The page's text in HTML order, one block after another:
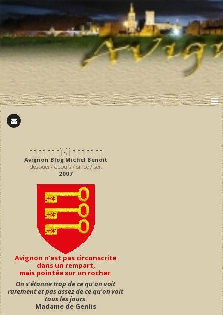
͆ ̵ ͆ ̵ ͆ ̵ ͆ ̵ ͆ ̵ ͆ ̵ ͆ │∩│ ̵ ͆ ̵ ͆ ̵ ͆ ̵ ͆ ̵ ͆ ̵ ͆ ̵ ͆
Avignon Blog Michel Benoit
despuei / depuis / since / seit
2007
Avignon n'est pas circonscrite
dans un rempart,
mais pointée sur un rocher.
On s'étonne trop de ce qu'on voit
rarement et pas assez de ce qu'on voit
tous les jours.
Madame de Genlis